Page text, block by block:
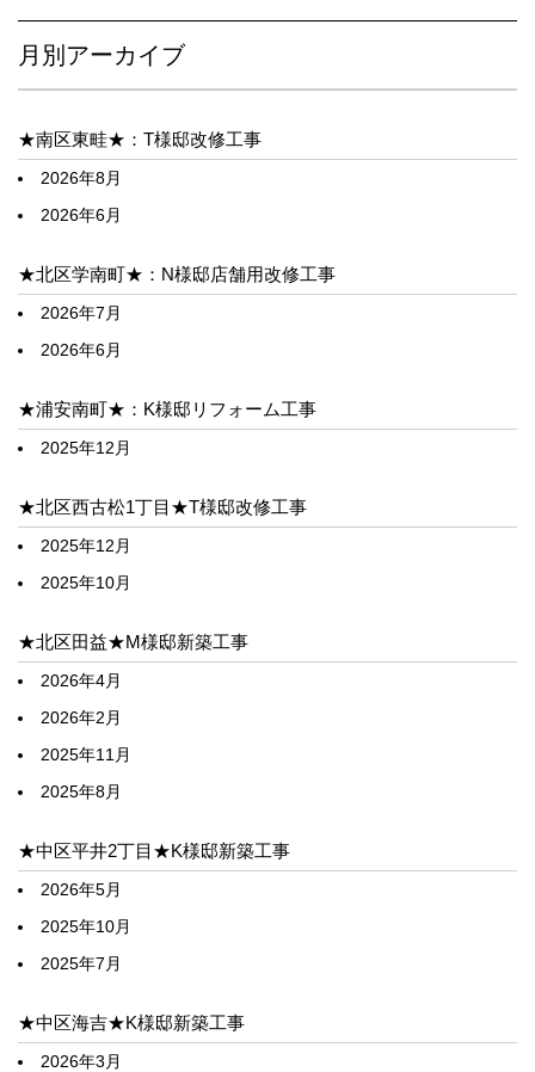
月別アーカイブ
★南区東畦★：T様邸改修工事
2026年8月
2026年6月
★北区学南町★：N様邸店舗用改修工事
2026年7月
2026年6月
★浦安南町★：K様邸リフォーム工事
2025年12月
★北区西古松1丁目★T様邸改修工事
2025年12月
2025年10月
★北区田益★M様邸新築工事
2026年4月
2026年2月
2025年11月
2025年8月
★中区平井2丁目★K様邸新築工事
2026年5月
2025年10月
2025年7月
★中区海吉★K様邸新築工事
2026年3月